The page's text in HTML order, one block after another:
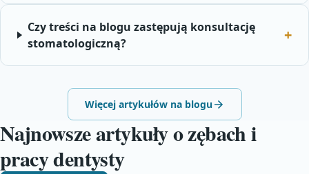
Czy treści na blogu zastępują konsultację
stomatologiczną?
Więcej artykułów na blogu
Najnowsze artykuły o zębach i
pracy dentysty